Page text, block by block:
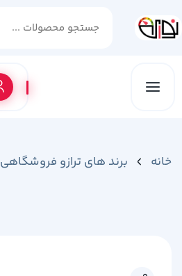
خانه برند های ترازو فروشگاهی